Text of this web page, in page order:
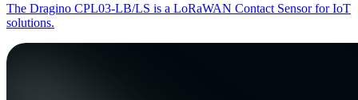
The Dragino CPL03-LB/LS is a LoRaWAN Contact Sensor for IoT
solutions.